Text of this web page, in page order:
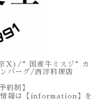
X)/”国産牛ミスジ”カ
バーグ/西洋料理店
約制】
報は【information】を